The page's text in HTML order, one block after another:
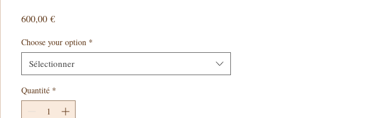
600,00 €Prix
Choose your option *
Sélectionner
Quantité *